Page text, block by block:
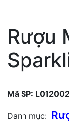
Rượu
Mã SP: L012002
Danh mục: